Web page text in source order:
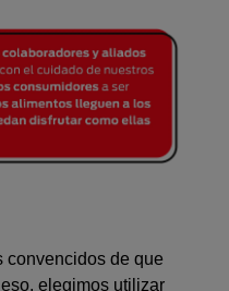
convencidos de que
elegimos utilizar